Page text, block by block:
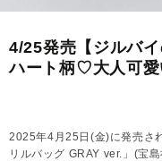
4/25発売【ジルバ
ハート柄♡大人可愛
2025年4月25日(金)に発売さ
リルバッグ GRAY ver.」(宝島